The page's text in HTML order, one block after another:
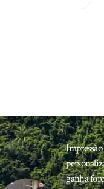
Impressão
ganha